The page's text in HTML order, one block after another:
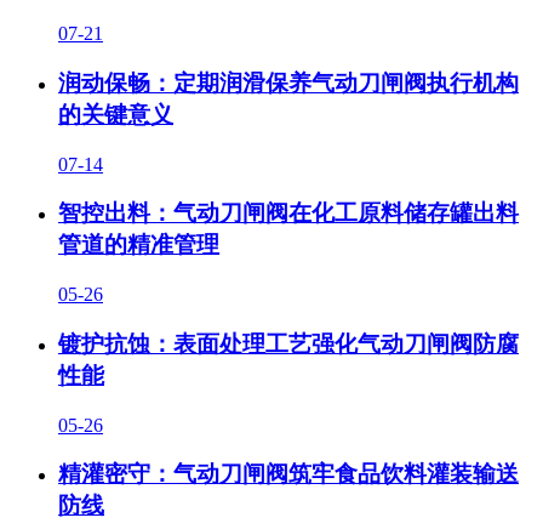
07-21
润动保畅：定期润滑保养气动刀闸阀执行机构
的关键意义
07-14
智控出料：气动刀闸阀在化工原料储存罐出料
管道的精准管理
05-26
镀护抗蚀：表面处理工艺强化气动刀闸阀防腐
性能
05-26
精灌密守：气动刀闸阀筑牢食品饮料灌装输送
防线